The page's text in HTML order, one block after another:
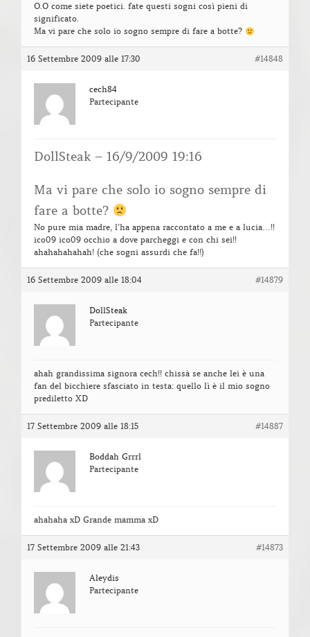
O.O come siete poetici. fate questi sogni così pieni di
significato.
Ma vi pare che solo io sogno sempre di fare a botte?
16 Settembre 2009 alle 17:30 #14848
cech84
Partecipante
DollSteak – 16/9/2009 19:16
Ma vi pare che solo io sogno sempre di
fare a botte?
No pure mia madre, l’ha appena raccontato a me e a lucia…!!
ico09 ico09 occhio a dove parcheggi e con chi sei!!
ahahahahahah! (che sogni assurdi che fa!!)
16 Settembre 2009 alle 18:04 #14879
DollSteak
Partecipante
ahah grandissima signora cech!! chissà se anche lei è una
fan del bicchiere sfasciato in testa: quello lì è il mio sogno
prediletto XD
17 Settembre 2009 alle 18:15 #14887
Boddah Grrrl
Partecipante
ahahaha xD Grande mamma xD
17 Settembre 2009 alle 21:43 #14873
Aleydis
Partecipante